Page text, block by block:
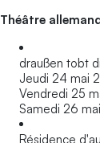
Théâtre
draußen tobt
Jeudi 24 mai
Vendredi 25
Samedi 26
Résidence